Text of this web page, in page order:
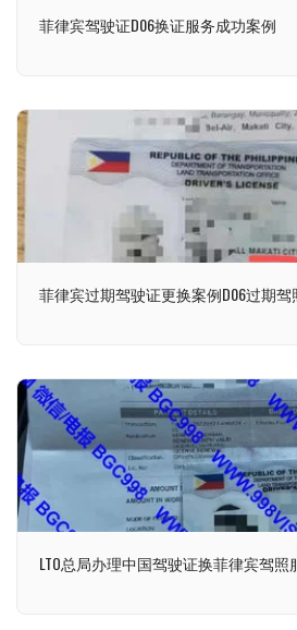
菲律宾驾驶证D06换证服务成功案例
菲律宾过期驾驶证更换案例D06过期驾
LTO总局办理中国驾驶证换菲律宾驾照